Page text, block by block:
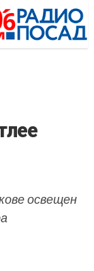
освещен